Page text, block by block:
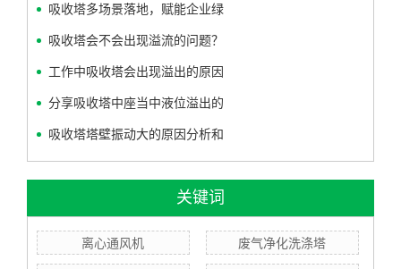
吸收塔多场景落地，赋能企业绿
吸收塔会不会出现溢流的问题？
工作中吸收塔会出现溢出的原因
分享吸收塔中座当中液位溢出的
吸收塔塔壁振动大的原因分析和
关键词
离心通风机 废气净化洗涤塔